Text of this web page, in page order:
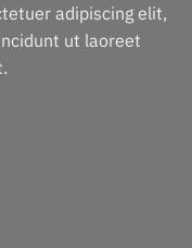
adipiscing elit,
ut laoreet